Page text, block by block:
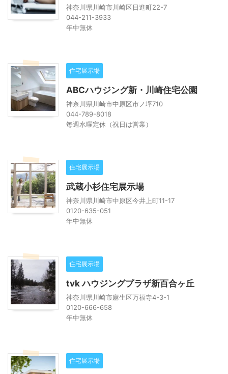
神奈川県川崎市川崎区日進町22-7
044-211-3933
年中無休
住宅展示場
ABCハウジング新・川崎住宅公園
神奈川県川崎市中原区市ノ坪710
044-789-8018
毎週水曜定休（祝日は営業）
住宅展示場
武蔵小杉住宅展示場
神奈川県川崎市中原区今井上町11-17
0120-635-051
年中無休
住宅展示場
tvk ハウジングプラザ新百合ヶ丘
神奈川県川崎市麻生区万福寺4-3-1
0120-666-658
年中無休
住宅展示場